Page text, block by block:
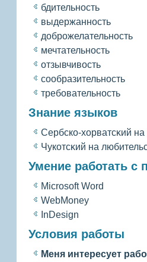
бдительность
выдержанность
доброжелательность
мечтательность
отзывчивοсть
сοобразительность
требовательность
Знание языков
Сербско-хорватсκий
Чукотсκий на
Умение работать с
Microsoft Word
WebMoney
InDesign
Условия работы
Меня интересует